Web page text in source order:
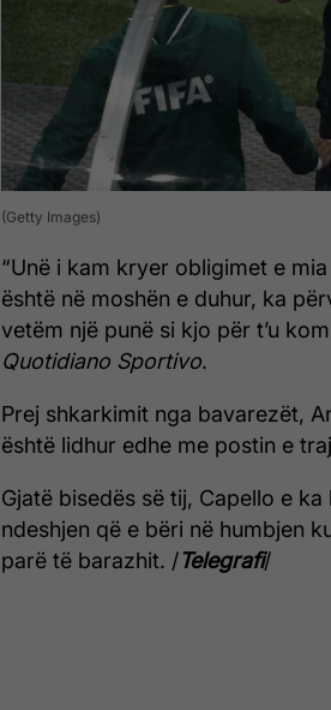
(Getty Images)
“Unë i kam kryer obligimet e
është në moshën e duhur, ka
vetëm një punë si kjo për t’u
Quotidiano Sportivo.
Prej shkarkimit nga bavarezët,
është lidhur edhe me postin e
Gjatë bisedës së tij, Capello e
ndeshjen që e bëri në humbjen
parë të barazhit. /Telegrafi/